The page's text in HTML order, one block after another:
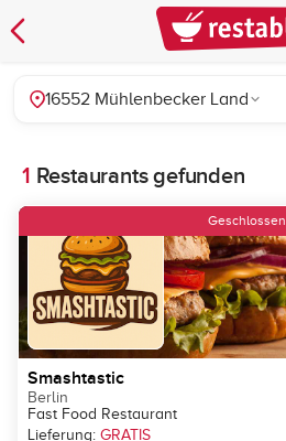
16552 Mühlenbecker Land
1 Restaurants gefunden
Geschlossen
Smashtastic
Berlin
Fast Food Restaurant
Lieferung: GRATIS